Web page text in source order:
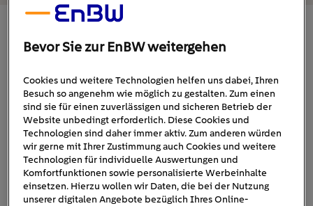
18. Oktober 2021 1min
mini-cooper-se-stadtflitzer
Bevor Sie zur EnBW weitergehen
Cookies und weitere Technologien helfen uns dabei, Ihren
Besuch so angenehm wie möglich zu gestalten. Zum einen
sind sie für einen zuverlässigen und sicheren Betrieb der
Website unbedingt erforderlich. Diese Cookies und
Technologien sind daher immer aktiv. Zum anderen würden
wir gerne mit Ihrer Zustimmung auch Cookies und weitere
Technologien für individuelle Auswertungen und
Komfortfunktionen sowie personalisierte Werbeinhalte
einsetzen. Hierzu wollen wir Daten, die bei der Nutzung
unserer digitalen Angebote bezüglich Ihres Online-